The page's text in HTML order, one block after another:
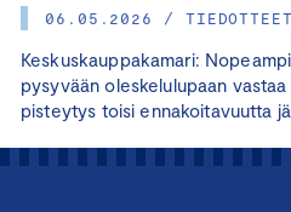
06.05.2026 / TIEDOTTEET
Keskuskauppakamari:
pysyvään oleskelulupaan
pisteytys toisi ennakoitavuutta